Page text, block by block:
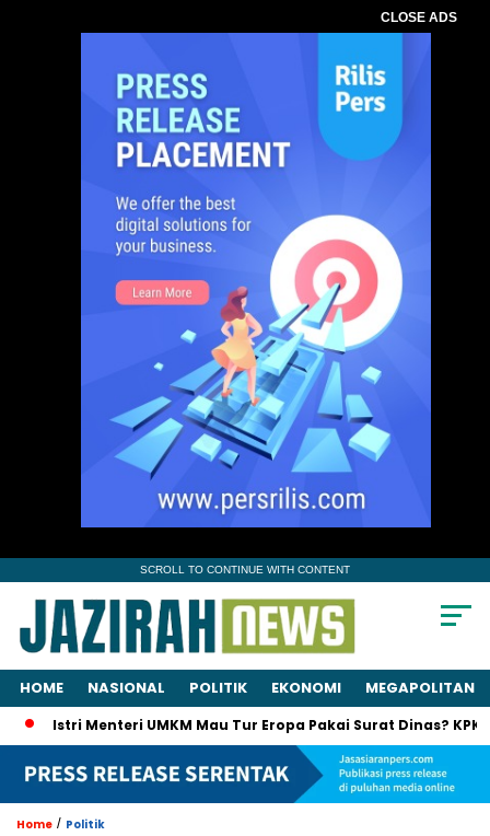
CLOSE ADS
SCROLL TO CONTINUE WITH CONTENT
HOME NASIONAL POLITIK EKONOMI MEGAPOLITAN
Istri Menteri UMKM Mau Tur Eropa Pakai Surat Dinas? KPK
Home / Politik